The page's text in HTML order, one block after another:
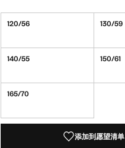
120/56 130/59
140/55 150/61
165/70
添加到愿望清单